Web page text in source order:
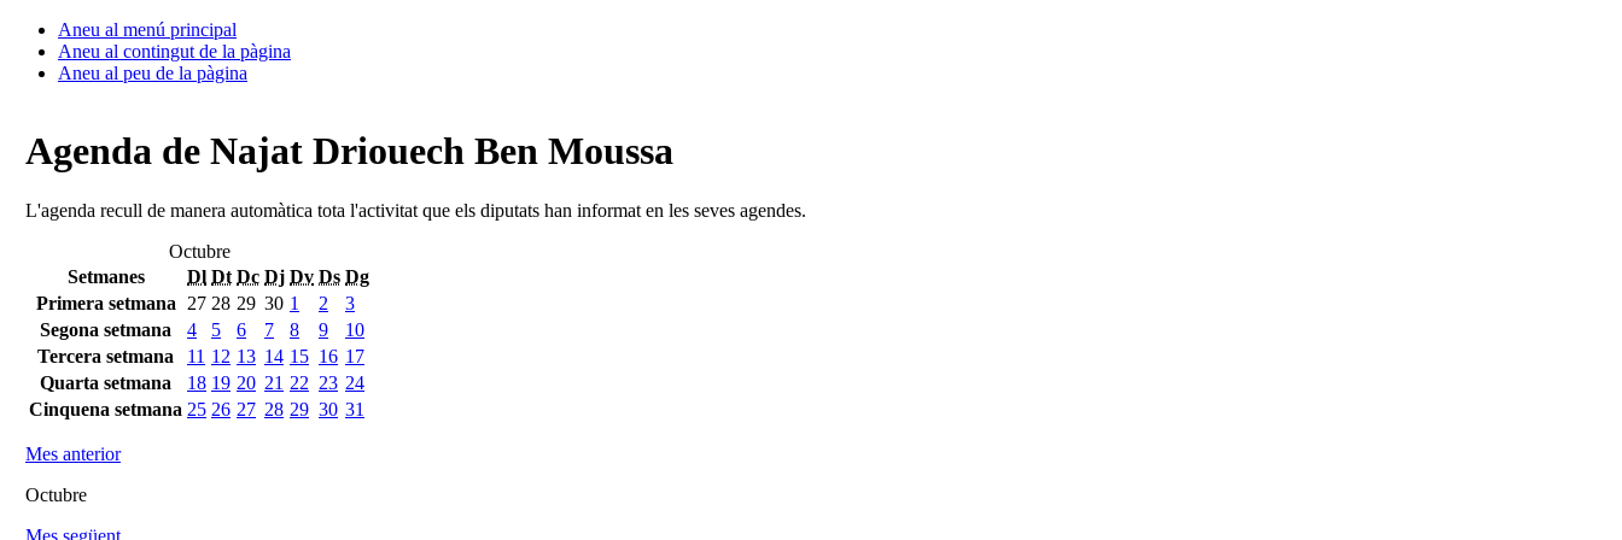
Aneu al menú principal
Aneu al contingut de la pàgina
Aneu al peu de la pàgina
Agenda de Najat Driouech Ben Moussa
L'agenda recull de manera automàtica tota l'activitat que els diputats han informat en les seves agendes.
Octubre
Setmanes
Dl Dt Dc Dj Dv Ds Dg
Primera setmana
27 28 29 30 1 2
3
Segona setmana
4 5 6 7 8 9
10
Tercera setmana
11 12 13 14 15 16 17
Quarta setmana
18 19 20 21 22 23 24
Cinquena setmana 25 26 27 28 29 30 31
Mes anterior
Octubre
Mes següent